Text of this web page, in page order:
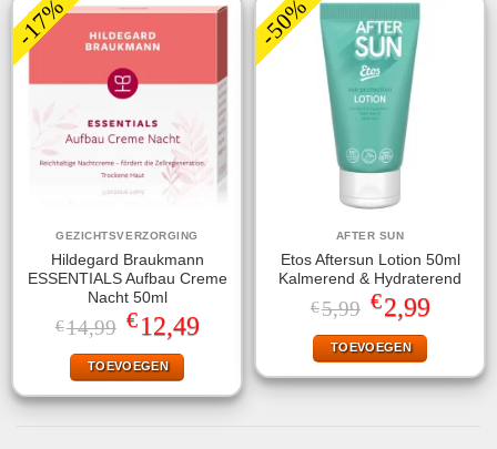
-17%
GEZICHTSVERZORGING
Hildegard Braukmann
ESSENTIALS Aufbau Creme
Nacht 50ml
€14,99 Oorspronkelijke
prijs
was:
€14,99.
€12,49Huidige
prijs
TOEVOEGEN
-50%
AFTER SUN
Etos Aftersun Lotion 50ml
Kalmerend & Hydraterend
€5,99 Oorspronkelijke
prijs
was:
€5,99.
€2,99Huidige
prijs
is:
TOEVOEGEN